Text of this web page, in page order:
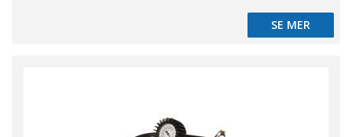
SE MER
SE MER